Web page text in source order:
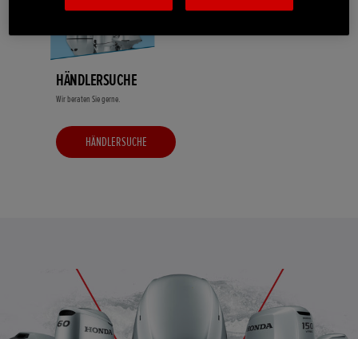
HÄNDLERSUCHE
Wir beraten Sie gerne.
HÄNDLERSUCHE